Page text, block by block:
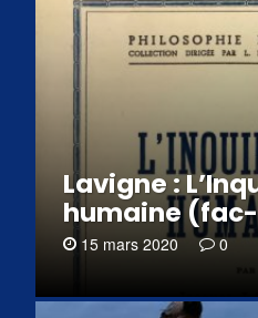
Lavigne :
humaine (fac-
15 mars 2020 0